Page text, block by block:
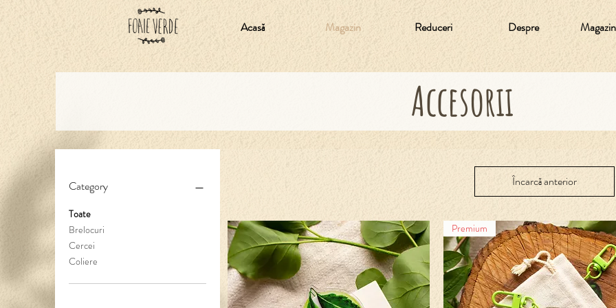
Acasă Magazin Reduceri Despre
Accesorii
Category
Toate
Brelocuri
Cercei
Coliere
Încarcă anterior
Premium